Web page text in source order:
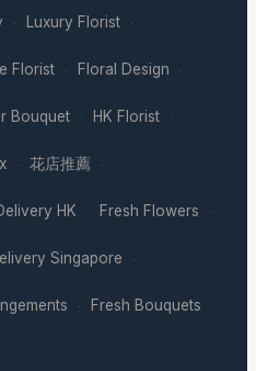
· Luxury Florist ·
Florist · Floral Design ·
Bouquet · HK Florist ·
· 花店推薦 ·
HK · Fresh Flowers ·
Singapore ·
· Fresh Bouquets